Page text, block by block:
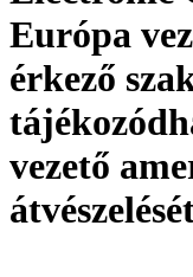
Európa
érkező
vezető